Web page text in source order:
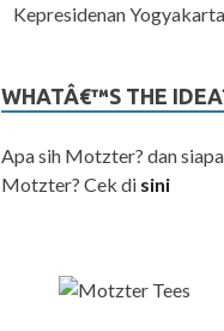
Kepresidenan Yogyakarta
WHATÂ€™S THE
Apa sih Motzter? dan
Motzter? Cek di sini